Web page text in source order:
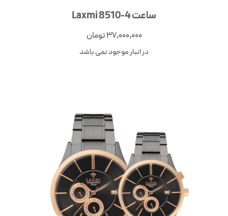
ساعت Laxmi 8510-4
37,000,000تومان
در انبار موجود نمی باشد